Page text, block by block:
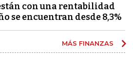
con una rentabilidad
se encuentran desde 8,3%
MÁS FINANZAS